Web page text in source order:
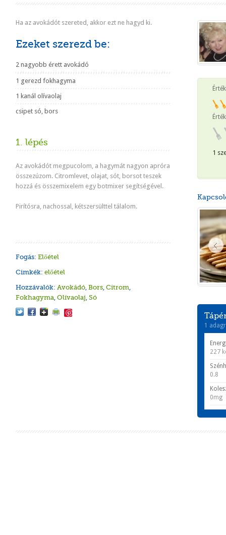
Ha az avokádót szereted, akkor ezt ne hagyd ki.
Ezeket szerezd be:
2 nagyobb érett avokádó
1 gerezd fokhagyma
1 kanál olívaolaj
csipet só, bors
1. lépés
Az avokádót megpucolom, a hagymát nagyon apróra
összezúzom. Citromlevet, olajat, sót, borsot teszek
hozzá és összemixelem egy botmixer segítségével.
Pirítósra, nachossal, kétszersülttel tálalom.
Fogás: Előétel
Cimkék: előétel
Hozzávalók: Avokádó, Bors, Citrom,
Fokhagyma, Olívaolaj, Só
1
1
227
0.8
0mg